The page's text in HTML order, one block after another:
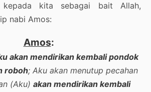
kepada kita sebagai bait Allah,
nabi Amos:
Amos:
akan mendirikan kembali pondok
roboh; Aku akan menutup pecahan
(Aku) akan mendirikan kembali